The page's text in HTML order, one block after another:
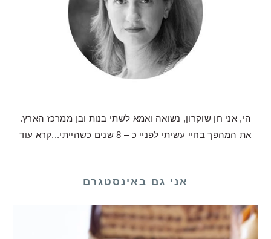
הי, אני חן שוקרון, נשואה ואמא לשתי בנות ובן ממרכז הארץ.
את המהפך בחיי עשיתי לפניי כ – 8 שנים כשהייתי...
קרא עוד
אני גם באינסטגרם
כע